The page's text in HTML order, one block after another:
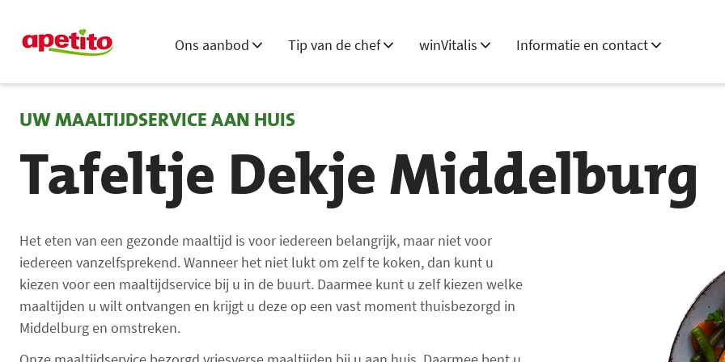
Ons aanbod Tip van de chef winVitalis Informatie en contact
Tafeltje Dekje Middelburg
UW MAALTIJDSERVICE AAN HUIS
Het eten van een gezonde maaltijd is voor iedereen belangrijk, maar niet voor
iedereen vanzelfsprekend. Wanneer het niet lukt om zelf te koken, dan kunt u
kiezen voor een maaltijdservice bij u in de buurt. Daarmee kunt u zelf kiezen welke
maaltijden u wilt ontvangen en krijgt u deze op een vast moment thuisbezorgd in
Middelburg en omstreken.